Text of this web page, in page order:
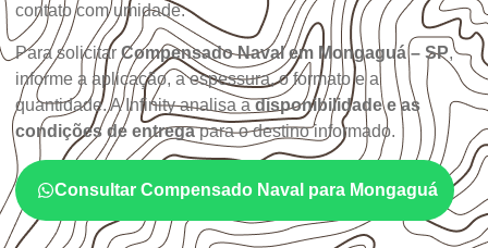
contato com umidade.
Para solicitar Compensado Naval em Mongaguá – SP,
informe a aplicação, a espessura, o formato e a
quantidade. A Infinity analisa adisponibilidade e as
condições de entregapara o destino informado.
Consultar Compensado Naval para Mongaguá